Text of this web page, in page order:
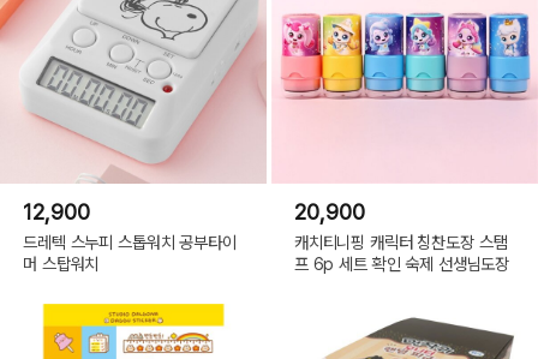
12,900
드레텍 스누피 스톱워치 공부타이
머 스탑워치
20,900
캐치티니핑 캐릭터 칭찬도장 스탬
프 6p 세트 확인 숙제 선생님도장